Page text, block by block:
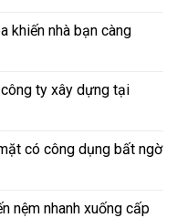
khiến nhà bạn càng
ty xây dựng tại
có công dụng bất ngờ
nệm nhanh xuống cấp